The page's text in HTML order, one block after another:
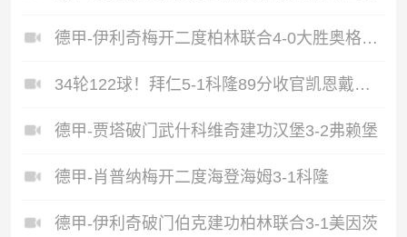
德甲-伊利奇梅开二度柏林联合4-0大胜奥格斯堡
34轮122球！拜仁5-1科隆89分收官凯恩戴帽+赛季58球破纪录
德甲-贾塔破门武什科维奇建功汉堡3-2弗赖堡
德甲-肖普纳梅开二度海登海姆3-1科隆
德甲-伊利奇破门伯克建功柏林联合3-1美因茨